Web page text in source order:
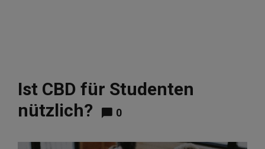
Ist CBD für Studenten
nützlich?
0